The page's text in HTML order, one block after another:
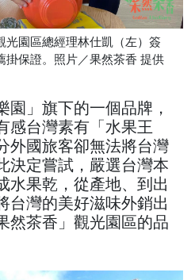
光園區總經理林仕凱（左）簽
掛保證。照片／果然茶香 提供
園」旗下的一個品牌，
感台灣素有「水果王
外國旅客卻無法將台灣
決定嘗試，嚴選台灣本
水果乾，從產地、到出
台灣的美好滋味外銷出
然茶香」觀光園區的品